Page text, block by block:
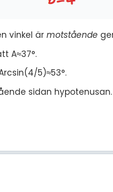
vinkel är motstående
A≈37°.
5)≈53°.
sidan